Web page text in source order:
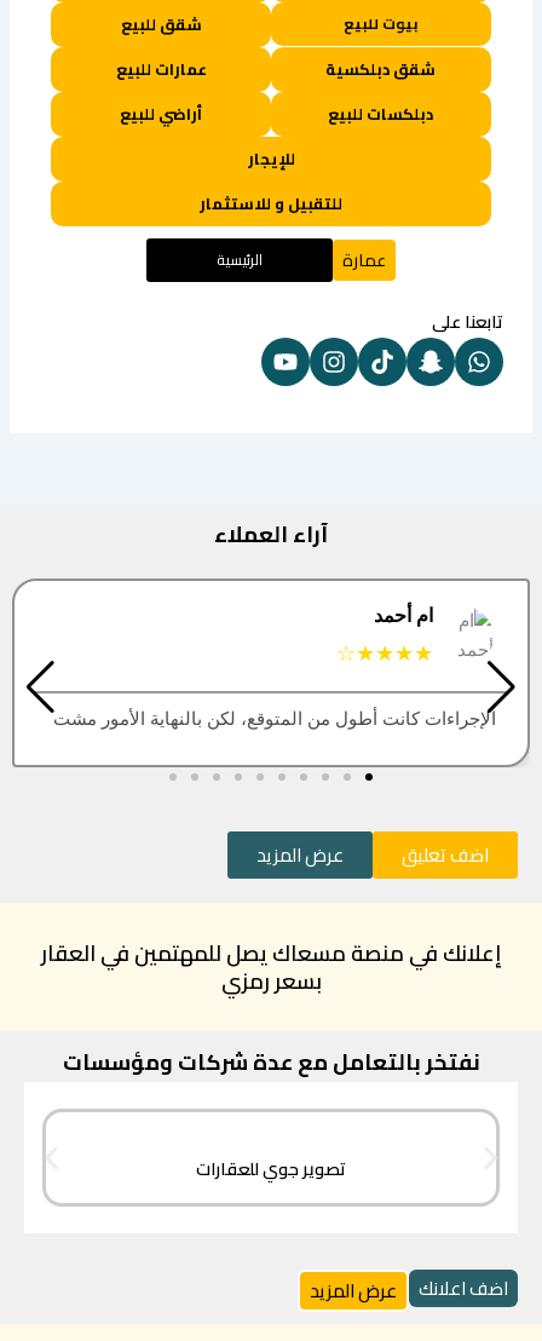
بيوت للبيع
شقق للبيع
شقق دبلكسية
عمارات للبيع
دبلكسات للبيع
أراضي للبيع
للإيجار
للتقبيل و للاستثمار
عمارة الرئيسية
تابعنا على
آراء العملاء
البتول
★★★★★
العقار اللي كنت أبيه طلع مباع، أتمنى التحديث يكون أسرع
اضف تعليق عرض المزيد
إعلانك في منصة مسعاك يصل للمهتمين في العقار
بسعر رمزي
نفتخر بالتعامل مع عدة شركات ومؤسسات
تصوير جوي للعقارات
اضف اعلانك عرض المزيد